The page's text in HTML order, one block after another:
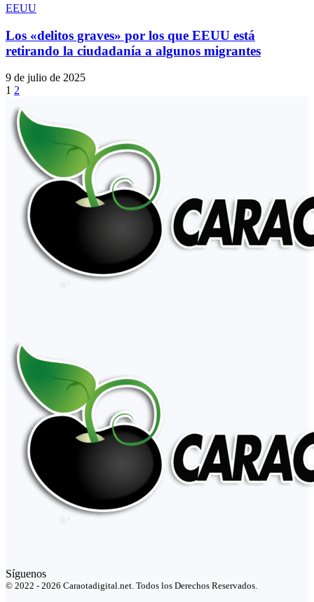
EEUU
Los «delitos graves» por los que EEUU está
retirando la ciudadanía a algunos migrantes
9 de julio de 2025
1 2
Síguenos
© 2022 - 2026 Caraotadigital.net. Todos los Derechos Reservados.